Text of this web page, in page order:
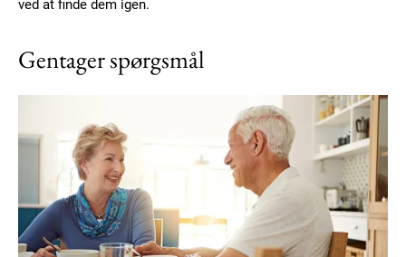
ved at finde dem igen.
Gentager spørgsmål